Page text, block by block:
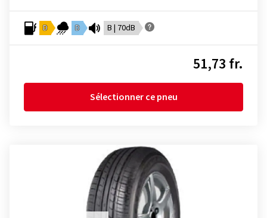
D D B | 70dB
51,73 fr.
Sélectionner ce pneu